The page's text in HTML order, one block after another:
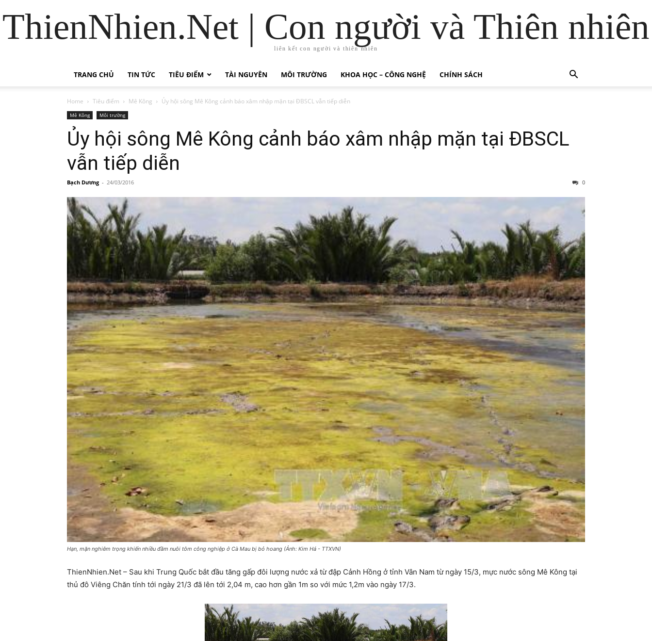
ThienNhien.Net | Con người và Thiên nhiên
liên kết con người và thiên nhiên
TRANG CHỦ TIN TỨC TIÊU ĐIỂM TÀI NGUYÊN MÔI TRƯỜNG KHOA HỌC – CÔNG NGHỆ CHÍNH SÁCH
Home Tiêu điểm Mê Kông Ủy hội sông Mê Kông cảnh báo xâm nhập mặn tại ĐBSCL vẫn tiếp diễn
Mê Kông Môi trường
Ủy hội sông Mê Kông cảnh báo xâm nhập mặn tại ĐBSCL
vẫn tiếp diễn
Bạch Dương - 24/03/2016 0
Hạn, mặn nghiêm trọng khiến nhiều đầm nuôi tôm công nghiệp ở Cà Mau bị bỏ hoang (Ảnh: Kim Há - TTXVN)
ThienNhien.Net – Sau khi Trung Quốc bắt đầu tăng gấp đôi lượng nước xả từ đập Cảnh Hồng ở tỉnh Vân Nam từ ngày 15/3, mực nước sông Mê Kông tại
thủ đô Viêng Chăn tính tới ngày 21/3 đã lên tới 2,04 m, cao hơn gần 1m so với mức 1,2m vào ngày 17/3.